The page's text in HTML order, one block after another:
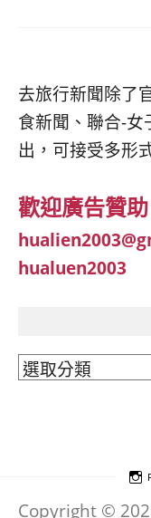
去旅行新聞除了
食新聞、聯合-
出，可接受多形
歡迎廣告贊
hualuen2003
文
Copyright ©